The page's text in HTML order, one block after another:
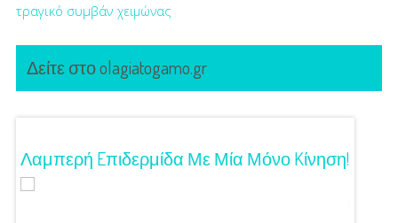
τραγικό συμβάν χειμώνας
Δείτε στο olagiatogamo.gr
Λαμπερή Eπιδερμίδα Με Μία Μόνο Kίνηση!